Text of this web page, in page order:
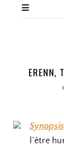
ERENN,
l’être